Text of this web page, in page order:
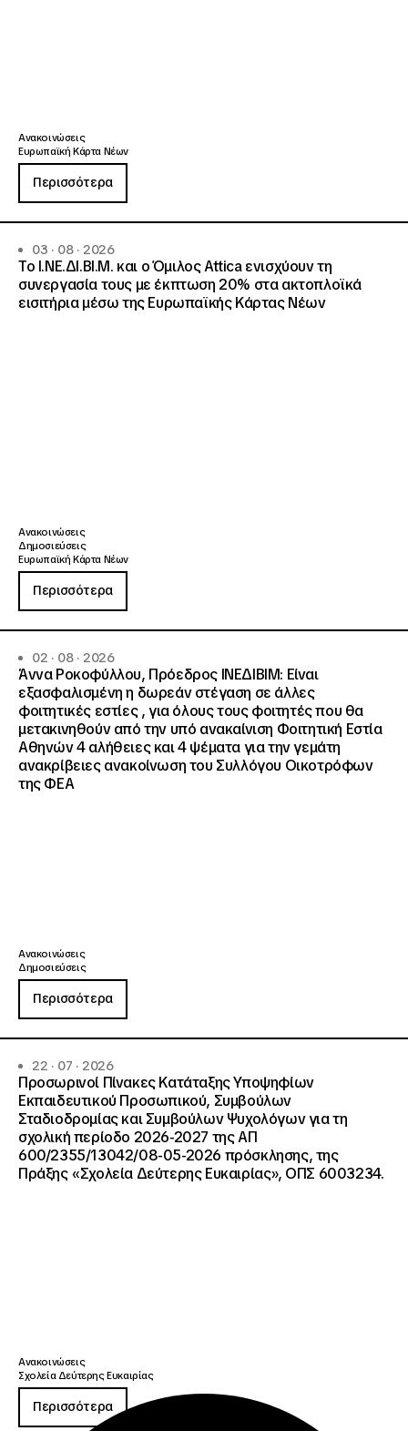
Ανακοινώσεις
Ευρωπαϊκή Κάρτα Νέων
Περισσότερα
03 · 08 · 2026
Το Ι.ΝΕ.ΔΙ.ΒΙ.Μ. και o Όμιλος Attica ενισχύουν τη
συνεργασία τους με έκπτωση 20% στα ακτοπλοϊκά
εισιτήρια μέσω της Ευρωπαϊκής Κάρτας Νέων
Ανακοινώσεις
Δημοσιεύσεις
Ευρωπαϊκή Κάρτα Νέων
Περισσότερα
02 · 08 · 2026
Άννα Ροκοφύλλου, Πρόεδρος ΙΝΕΔΙΒΙΜ: Είναι
εξασφαλισμένη η δωρεάν στέγαση σε άλλες
φοιτητικές εστίες , για όλους τους φοιτητές που θα
μετακινηθούν από την υπό ανακαίνιση Φοιτητική Εστία
Αθηνών 4 αλήθειες και 4 ψέματα για την γεμάτη
ανακρίβειες ανακοίνωση του Συλλόγου Οικοτρόφων
της ΦΕΑ
Ανακοινώσεις
Δημοσιεύσεις
Περισσότερα
22 · 07 · 2026
Προσωρινοί Πίνακες Κατάταξης Υποψηφίων
Εκπαιδευτικού Προσωπικού, Συμβούλων
Σταδιοδρομίας και Συμβούλων Ψυχολόγων για τη
σχολική περίοδο 2026-2027 της ΑΠ
600/2355/13042/08-05-2026 πρόσκλησης, της
Πράξης «Σχολεία Δεύτερης Ευκαιρίας», ΟΠΣ 6003234.
Ανακοινώσεις
Σχολεία Δεύτερης Ευκαιρίας
Περισσότερα